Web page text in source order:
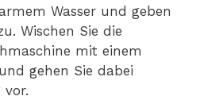
Wasser und geben
Wischen Sie die
mit einem
gehen Sie dabei
vor.